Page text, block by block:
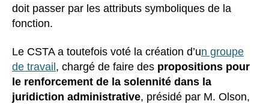
doit passer par les attributs symboliques de la
fonction.
Le CSTA a toutefois voté la création d’un groupe
de travail , chargé de faire des propositions pour
le renforcement de la solennité dans la
juridiction administrative, présidé par M. Olson,